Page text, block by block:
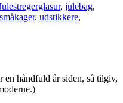
glasur, julebag,
småkager, udstikkere,
håndfuld år siden, så tilgiv,